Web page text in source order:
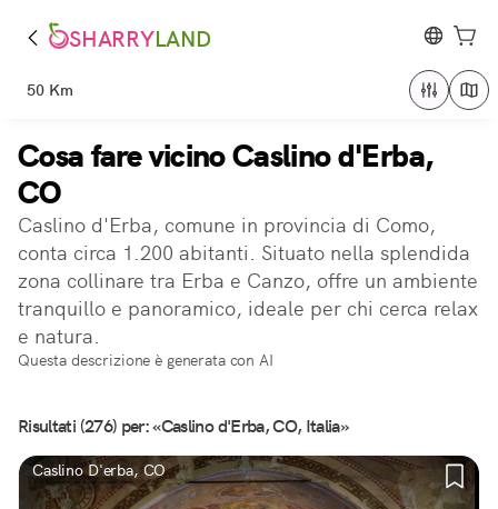
SHARRYLAND
50 Km
Cosa fare vicino Caslino d'Erba,
CO
Caslino d'Erba, comune in provincia di Como,
conta circa 1.200 abitanti. Situato nella splendida
zona collinare tra Erba e Canzo, offre un ambiente
tranquillo e panoramico, ideale per chi cerca relax
e natura.
Questa descrizione è generata con AI
Risultati (276) per: «Caslino d'Erba, CO, Italia»
Caslino D'erba, CO